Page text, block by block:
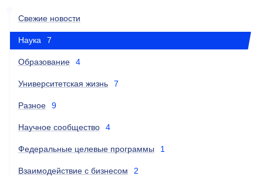
Свежие новости
Наука 7
Образование 4
Университетская жизнь 7
Разное 9
Научное сообщество 4
Федеральные целевые программы 1
Взаимодействие с бизнесом 2